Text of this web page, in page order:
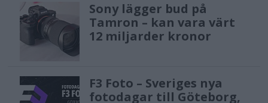
Sony lägger bud på
Tamron – kan vara värt
12 miljarder kronor
F3 Foto – Sveriges nya
fotodagar till Göteborg,